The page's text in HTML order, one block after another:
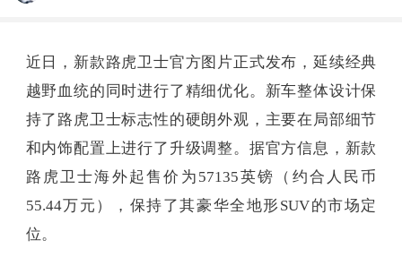
近日，新款路虎卫士官方图片正式发布，延续经典
越野血统的同时进行了精细优化。新车整体设计保
持了路虎卫士标志性的硬朗外观，主要在局部细节
和内饰配置上进行了升级调整。据官方信息，新款
路虎卫士海外起售价为57135英镑（约合人民币
55.44万元），保持了其豪华全地形SUV的市场定
位。